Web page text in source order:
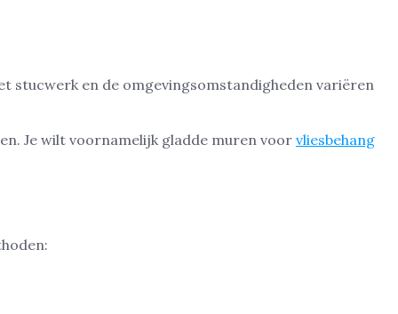
stucwerk en de omgevingsomstandigheden variëren
Je wilt voornamelijk gladde muren voor vliesbehang